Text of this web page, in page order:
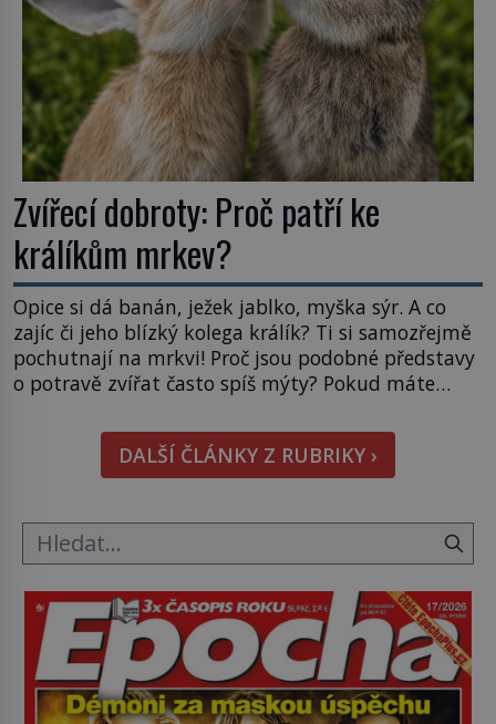
Zvířecí dobroty: Proč patří ke
králíkům mrkev?
Opice si dá banán, ježek jablko, myška sýr. A co
zajíc či jeho blízký kolega králík? Ti si samozřejmě
pochutnají na mrkvi! Proč jsou podobné představy
o potravě zvířat často spíš mýty? Pokud máte
i bude chutnat, ovšem měl by ji mít jen jako
občasný pamlsek. […]DALŠÍ ČLÁNKY Z RUBRIKY ›